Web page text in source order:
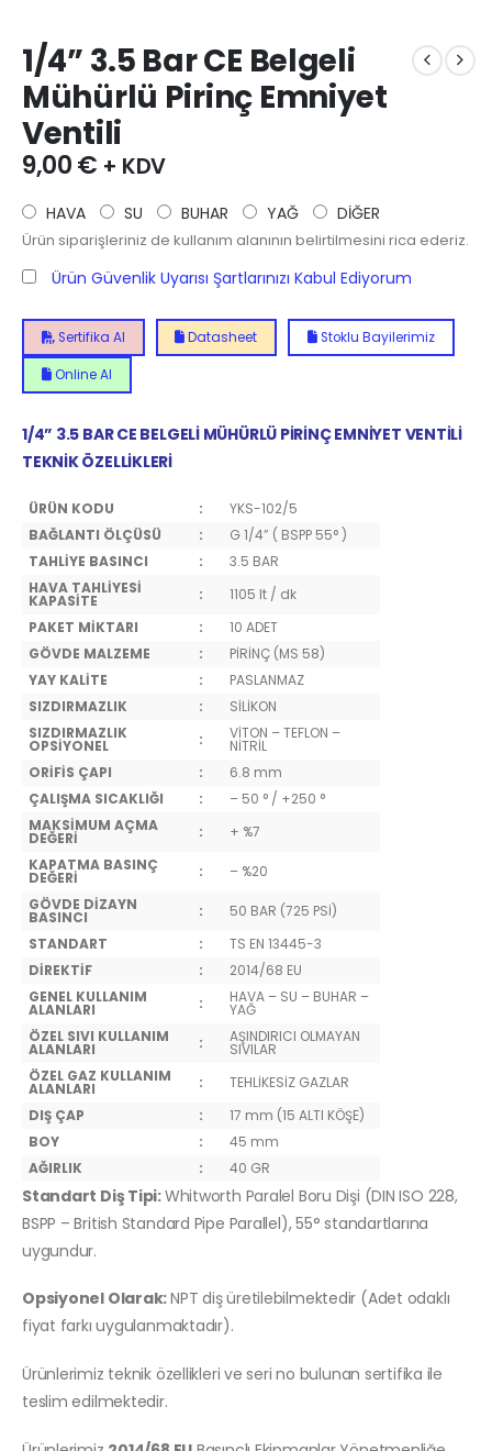
1/4” 3.5 Bar CE Belgeli
Mühürlü Pirinç Emniyet
Ventili
9,00€ + KDV
HAVA SU BUHAR YAĞ DİĞER
Ürün siparişleriniz de kullanım alanının belirtilmesini rica ederiz.
Ürün Güvenlik Uyarısı Şartlarınızı Kabul Ediyorum
Sertifika Al Datasheet Stoklu Bayilerimiz
Online Al
1/4” 3.5 BAR CE BELGELİ MÜHÜRLÜ PİRİNÇ EMNİYET VENTİLİ
TEKNİK ÖZELLİKLERİ
ÜRÜN KODU :
YKS-102/5
BAĞLANTI ÖLÇÜSÜ
:
G 1/4” ( BSPP 55° )
TAHLİYE BASINCI
:
3.5 BAR
HAVA TAHLİYESİ
KAPASİTE :
1105 lt / dk
PAKET MİKTARI
:
10 ADET
GÖVDE MALZEME
:
PİRİNÇ (MS 58)
YAY KALİTE
:
PASLANMAZ
SIZDIRMAZLIK
:
SİLİKON
SIZDIRMAZLIK
OPSİYONEL : VİTON – TEFLON –
NİTRİL
ORİFİS ÇAPI
:
6.8 mm
ÇALIŞMA SICAKLIĞI
:
– 50 ° / +250 °
MAKSİMUM AÇMA
DEĞERİ :
+ %7
KAPATMA BASINÇ
DEĞERİ :
– %20
GÖVDE DİZAYN
BASINCI :
50 BAR (725 PSİ)
STANDART
:
TS EN 13445-3
DİREKTİF
:
2014/68 EU
GENEL KULLANIM
ALANLARI : HAVA – SU – BUHAR –
YAĞ
ÖZEL SIVI KULLANIM
ALANLARI : AŞINDIRICI OLMAYAN
SIVILAR
ÖZEL GAZ KULLANIM
ALANLARI :
TEHLİKESİZ GAZLAR
DIŞ ÇAP
:
17 mm (15 ALTI KÖŞE)
BOY
:
45 mm
AĞIRLIK
: 40 GR
Standart Diş Tipi:Whitworth Paralel Boru Dişi (DIN ISO 228,
BSPP – British Standard Pipe Parallel), 55° standartlarına
uygundur.
Opsiyonel Olarak:NPT diş üretilebilmektedir (Adet odaklı
fiyat farkı uygulanmaktadır).
Ürünlerimiz teknik özellikleri ve seri no bulunan sertifika ile
teslim edilmektedir.